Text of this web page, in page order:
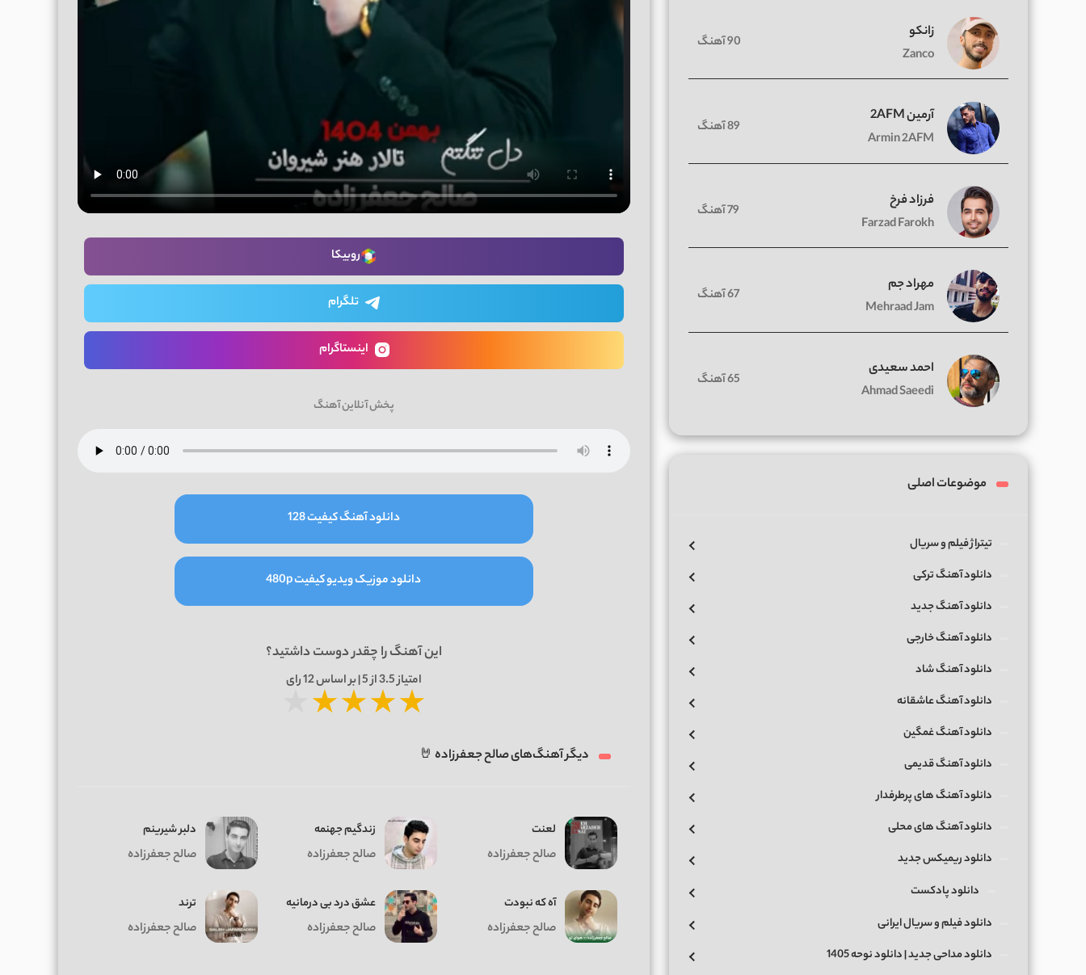
روبیکا
تلگرام
اینستاگرام
پخش آنلاین آهنگ
دانلود آهنگ کیفیت 128
دانلود موزیک ویدیو کیفیت 480p
این آهنگ را چقدر دوست داشتید؟
امتیاز3.5از 5 | بر اساس 12رای
★★★★
دیگر آهنگ‌های صالح جعفرزاده 🤘
لعنت
صالح جعفرزاده
زندگیم جهنمه
صالح جعفرزاده
دﻟﺒﺮ ﺷﻴﺮﻳﻨﻢ
صالح جعفرزاده
آه که نبودت
صالح جعفرزاده
عشق درد بی درمانیه
صالح جعفرزاده
ترند
صالح جعفرزاده
زانکو
Zanco
90 آهنگ
آرمین 2AFM
Armin 2AFM
89 آهنگ
فرزاد فرخ
Farzad Farokh
79 آهنگ
مهراد جم
Mehraad Jam
67 آهنگ
احمد سعیدی
Ahmad Saeedi
65 آهنگ
موضوعات اصلی
تیتراژ فیلم و سریال
دانلود آهنگ ترکی
دانلود آهنگ جدید
دانلود آهنگ خارجی
دانلود آهنگ شاد
دانلود آهنگ عاشقانه
دانلود آهنگ غمگین
دانلود آهنگ قدیمی
دانلود آهنگ های پرطرفدار
دانلود آهنگ های محلی
دانلود ریمیکس جدید
دانلود پادکست
دانلود فیلم و سریال ایرانی
دانلود مداحی جدید | دانلود نوحه 1405